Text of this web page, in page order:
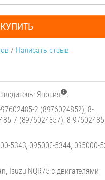
КУПИТЬ
/ Написать отзыв
Япония
.
2 (8976024852), 8-
7 (8976024857), 8-
5343, 095000-5344, 095000-
Isuzu NQR75 с двигателями